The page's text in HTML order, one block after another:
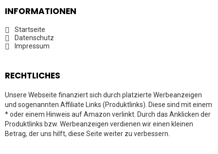
INFORMATIONEN
Startseite
Datenschutz
Impressum
RECHTLICHES
Unsere Webseite finanziert sich durch platzierte Werbeanzeigen
und sogenannten Affiliate Links (Produktlinks). Diese sind mit einem
* oder einem Hinweis auf Amazon verlinkt. Durch das Anklicken der
Produktlinks bzw. Werbeanzeigen verdienen wir einen kleinen
Betrag, der uns hilft, diese Seite weiter zu verbessern.